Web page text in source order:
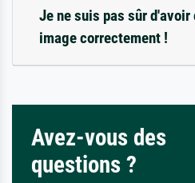
Je ne suis pas sûr
image correctement !
Avez-vous des
questions ?